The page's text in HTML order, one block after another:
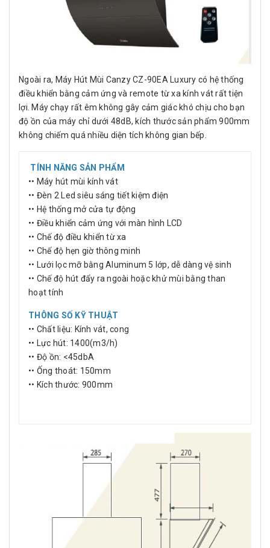
Ngoài ra, Máy Hút Mùi Canzy CZ-90EA Luxury có hệ thống
điều khiển bằng cảm ứng và remote từ xa kính vát rất tiện
lợi. Máy chạy rất êm không gây cảm giác khó chịu cho bạn
độ ồn của máy chỉ dưới 48dB, kích thước sản phẩm 900mm
không chiếm quá nhiều diện tích không gian bếp.
TÍNH NĂNG SẢN PHẨM
•• Máy hút mùi kính vát
•• Đèn 2 Led siêu sáng tiết kiệm điện
•• Hệ thống mở cửa tự động
•• Điều khiển cảm ứng với màn hình LCD
•• Chế độ điều khiển từ xa
•• Chế độ hẹn giờ thông minh
•• Lưới lọc mỡ bằng Aluminum 5 lớp, dễ dàng vệ sinh
•• Chế độ hút đẩy ra ngoài hoặc khử mùi bằng than
hoạt tính
THÔNG SỐ KỸ THUẬT
•• Chất liệu: Kính vát, cong
•• Lực hút: 1400(m3/h)
•• Độ ồn: <45dbA
•• Ống thoát: 150mm
•• Kích thước: 900mm